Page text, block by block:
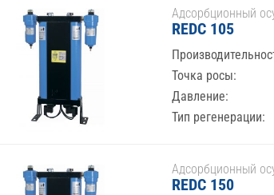
Адсорбционный
REDC 105
Точка росы:
Давление:
Тип регенерации:
Адсорбционный
REDC 150